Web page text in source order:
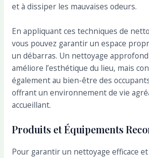
et à dissiper les mauvaises odeurs.
En appliquant ces techniques de
vous pouvez garantir un espace
un débarras. Un nettoyage
améliore l’esthétique du lieu, mais
également au bien-être des
offrant un environnement de vie
accueillant.
Produits et Équipements
Pour garantir un nettoyage efficace